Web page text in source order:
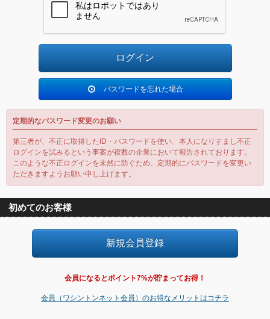
パスワードを忘れた場合
定期的なパスワード変更のお願い
第三者が、不正に取得したID・パスワードを使い、本人になりすまし不正
ログインを試みるという事案が複数の企業において報告されております。
このような不正ログインを未然に防ぐため、定期的にパスワードを変更い
ただきますようお願い申し上げます。
初めてのお客様
会員になるとポイント7%が貯まってお得！
会員（ワシントンネット会員）のお得なメリットはコチラ